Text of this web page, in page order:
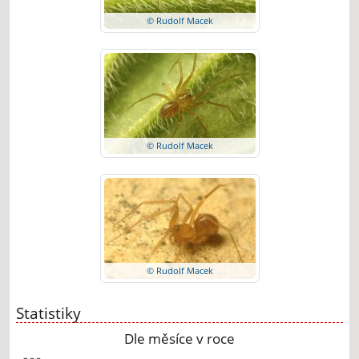
© Rudolf Macek
© Rudolf Macek
© Rudolf Macek
Statistiky
Dle měsíce v roce